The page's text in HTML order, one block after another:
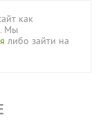
как
Мы
либо зайти на